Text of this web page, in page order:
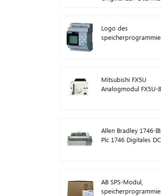
11 kW
Logo des
Mitsubishi FX5U
Analogmodul FX5U-
Allen Bradley 1746-
Plc 1746 Digitales
AB SPS-Modul,